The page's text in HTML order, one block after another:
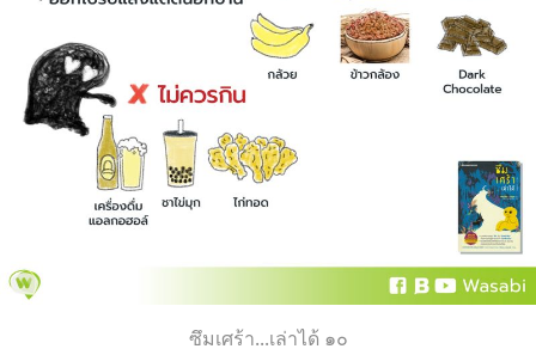
ซึมเศร้า...เล่าได้ ๑๐